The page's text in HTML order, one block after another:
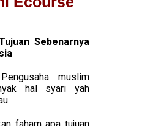
Sebenarnya
muslim
hal syari yah
faham apa tujuan